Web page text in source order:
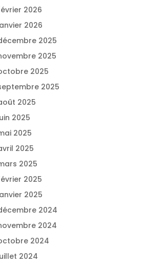
2026
2026
2025
2025
2025
2025
2025
2025
2025
2025
2025
2025
2025
2024
2024
2024
2024